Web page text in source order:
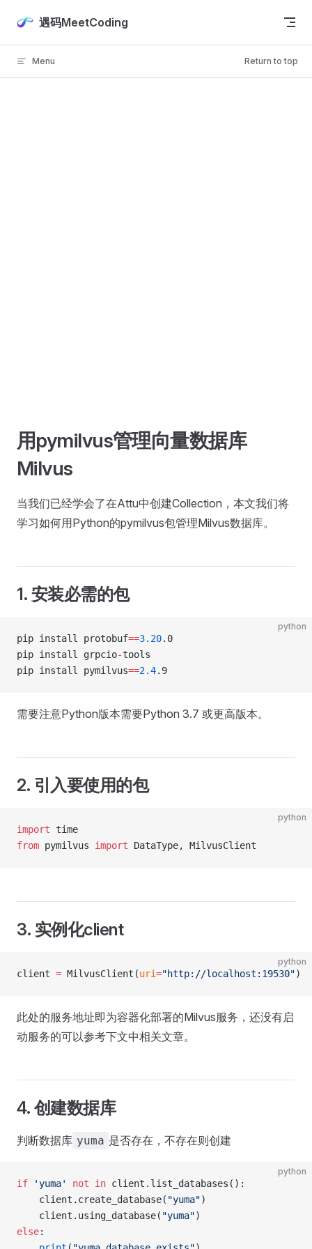
Skip to content
遇码MeetCoding
Menu Return to top
用pymilvus管理向量数据库
Milvus
当我们已经学会了在Attu中创建Collection，本文我们将
学习如何用Python的pymilvus包管理Milvus数据库。
1. 安装必需的包
python
pip install protobuf==3.20.0
pip install grpcio-tools
pip install pymilvus==2.4.9
需要注意Python版本需要Python 3.7 或更高版本。
2. 引入要使用的包
python
import time
from pymilvus import DataType, MilvusClient
3. 实例化client
python
client = MilvusClient(uri="http://localhost:19530")
此处的服务地址即为容器化部署的Milvus服务，还没有启
动服务的可以参考下文中相关文章。
4. 创建数据库
判断数据库 yuma 是否存在，不存在则创建
python
if 'yuma' not in client.list_databases():
    client.create_database(
"yuma")
    client.using_database(
"yuma")
else: